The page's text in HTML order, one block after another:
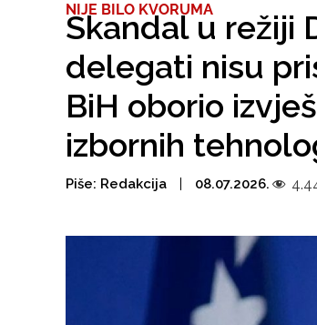
NIJE BILO KVORUMA
Skandal u režiji
delegati nisu
BiH oborio
izbornih
Piše: Redakcija 08.07.2026.